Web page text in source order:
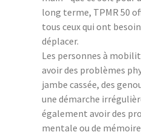
long terme, TPMR 50
tous ceux qui ont
déplacer.
Les personnes à
avoir des problèmes
jambe cassée, des
une démarche
également avoir des
mentale ou de